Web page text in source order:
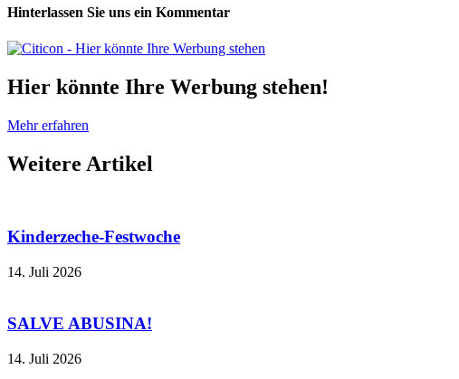
Hinterlassen Sie uns ein Kommentar
Hier könnte Ihre Werbung stehen!
Mehr erfahren
Weitere Artikel
Kinderzeche-Festwoche
14. Juli 2026
SALVE ABUSINA!
14. Juli 2026